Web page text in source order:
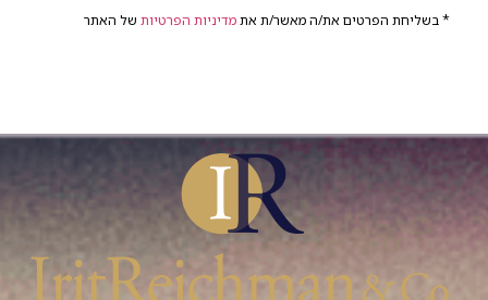
* בשליחת הפרטים את/ה מאשר/ת אתמדיניות הפרטיות של האתר